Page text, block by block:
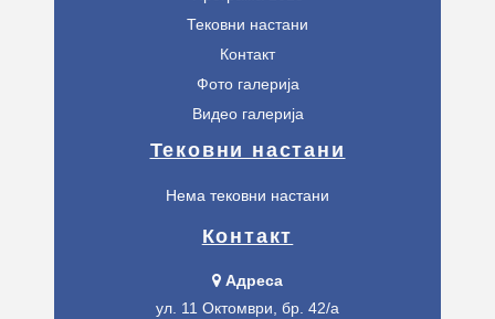
Тековни настани
Контакт
Фото галерија
Видео галерија
Тековни настани
Нема тековни настани
Контакт
Адреса
ул. 11 Октомври, бр. 42/а